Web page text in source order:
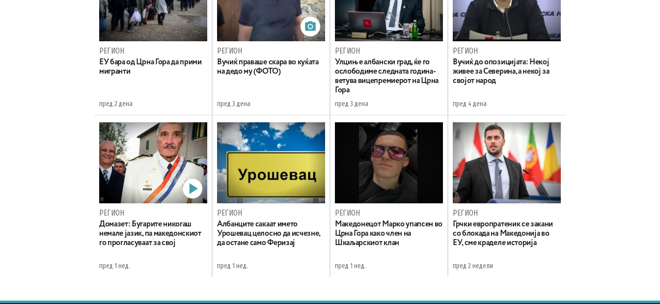
РЕГИОН
EУ бара од Црна Гора да прими
мигранти
пред 2 дена
РЕГИОН
Вучиќ праваше скара во куќата
на дедо му (ФОТО)
пред 3 дена
РЕГИОН
Улцињ е албански град, ќе го
ослободиме следната година-
ветува вицепремиерот на Црна
Гора
пред 3 дена
РЕГИОН
Вучиќ до опозицијата: Некој
живее за Северина, а некој за
својот народ
пред 4 дена
РЕГИОН
Домазет: Бугарите никогаш
немале јазик, па македонскиот
го прогласуваат за свој
пред 1 нед.
РЕГИОН
Aлбанците сакаат името
Урошевац целосно да исчезне,
да остане само Феризај
пред 1 нед.
РЕГИОН
Maкедонецот Марко упапсен во
Црна Гора како член на
Шкаљарскиот клан
пред 1 нед.
РЕГИОН
Грчки европратеник се закани
со блокада на Македонија во
ЕУ, сме краделе историја
пред 2 недели